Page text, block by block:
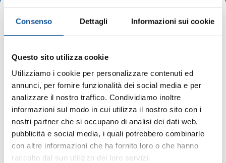
Consenso Dettagli Informazioni sui cookie
Questo sito utilizza cookie
Utilizziamo i cookie per personalizzare contenuti ed
annunci, per fornire funzionalità dei social media e per
analizzare il nostro traffico. Condividiamo inoltre
informazioni sul modo in cui utilizza il nostro sito con i
nostri partner che si occupano di analisi dei dati web,
pubblicità e social media, i quali potrebbero combinarle
con altre informazioni che ha fornito loro o che hanno
raccolto dal suo utilizzo dei loro servizi.
Home 2020 november
Posted by
10 novembra 2020
Fornitura di gasolio per autotrazione per
gli automezzi di APT SpA per il periodo
01/01/2021 – 31/12/2022
10/11/2020 AVVISO Procedura aperta per
l’affidamento in appalto della fornitura di gasolio
per autotrazione per gli automezzi di APT SpA...